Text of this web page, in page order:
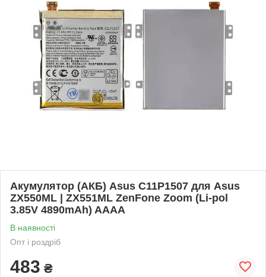
Акумулятор (АКБ) Asus C11P1507 для Asus
ZX550ML | ZX551ML ZenFone Zoom (Li-pol
3.85V 4890mAh) AAAA
В наявності
Опт і роздріб
483 ₴